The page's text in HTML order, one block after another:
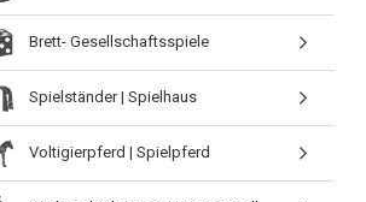
Brett- Gesellschaftsspiele
Spielständer | Spielhaus
Voltigierpferd | Spielpferd